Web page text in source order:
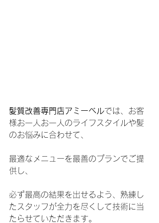
髪質改善専門店アミーベルでは、お客
様お一人お一人のライフスタイルや髪
のお悩みに合わせて、
最適なメニューを最善のプランでご提
供し、
必ず最高の結果を出せるよう、熟練し
たスタッフが全力を尽くして技術に当
たらせていただきます。